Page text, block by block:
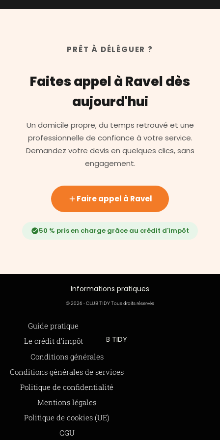
PRÊT À DÉLÉGUER ?
Faites appel à Ravel dès
aujourd'hui
Un domicile propre, du temps retrouvé et une
professionnelle de confiance à votre service.
Demandez votre devis en quelques clics, sans
engagement.
Faire appel à Ravel
50 % pris en charge grâce au crédit d'impôt
Informations pratiques
Guide pratique
Le crédit d’impôt
Offre de parrainage 50-50
FAQ
BLOG
© 2026 - CLUB TIDY Tous droits réservés
Informations légales
Conditions générales
Conditions générales de services
Politique de confidentialité
Mentions légales
Politique de cookies (UE)
CGU
CLUB TIDY
SAS CLUB TIDY
165 Avenue de Bretagne
59000 LILLE
979 480 886 RCS LILLE Métropole
Moyens de paiements